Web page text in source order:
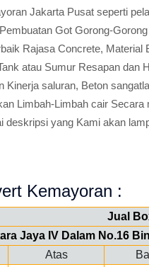
Jakarta Pusat seperti
Got Gorong-
Rajasa Concrete, Material
atau Sumur Resapan dan
Kinerja saluran, Beton
Limbah-Limbah cair
yang Kami akan
Kemayoran :
Jual
Jaya IV Dalam No.16
Atas